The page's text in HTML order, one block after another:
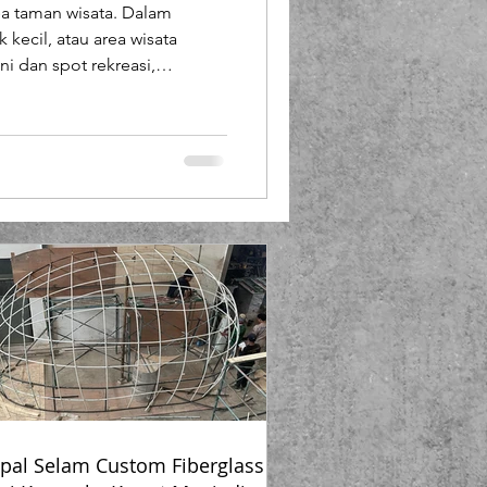
Booth Fiberglass
taman wisata. Dalam
kecil, atau area wisata
dan spot rekreasi,
area tersebut. PT
unit produksinya
yang ringan , tangguh , serta mudah dipindahkan yan
Selam Custom Fiberglass –